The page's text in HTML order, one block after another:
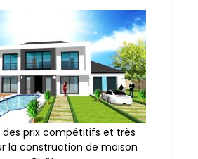
des prix compétitifs et très
la construction de maison